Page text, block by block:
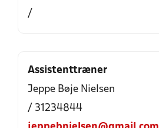
/
Assistenttræner
Jeppe Bøje Nielsen
/ 31234844